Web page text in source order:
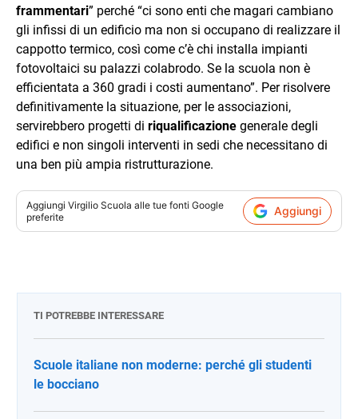
frammentari” perché “ci sono enti che magari cambiano
gli infissi di un edificio ma non si occupano di realizzare il
cappotto termico, così come c’è chi installa impianti
fotovoltaici su palazzi colabrodo. Se la scuola non è
efficientata a 360 gradi i costi aumentano”. Per risolvere
definitivamente la situazione, per le associazioni,
servirebbero progetti di riqualificazione generale degli
edifici e non singoli interventi in sedi che necessitano di
una ben più ampia ristrutturazione.
Aggiungi Virgilio Scuola alle tue fonti Google
preferite
Aggiungi
TI POTREBBE INTERESSARE
Scuole italiane non moderne: perché gli studenti
le bocciano